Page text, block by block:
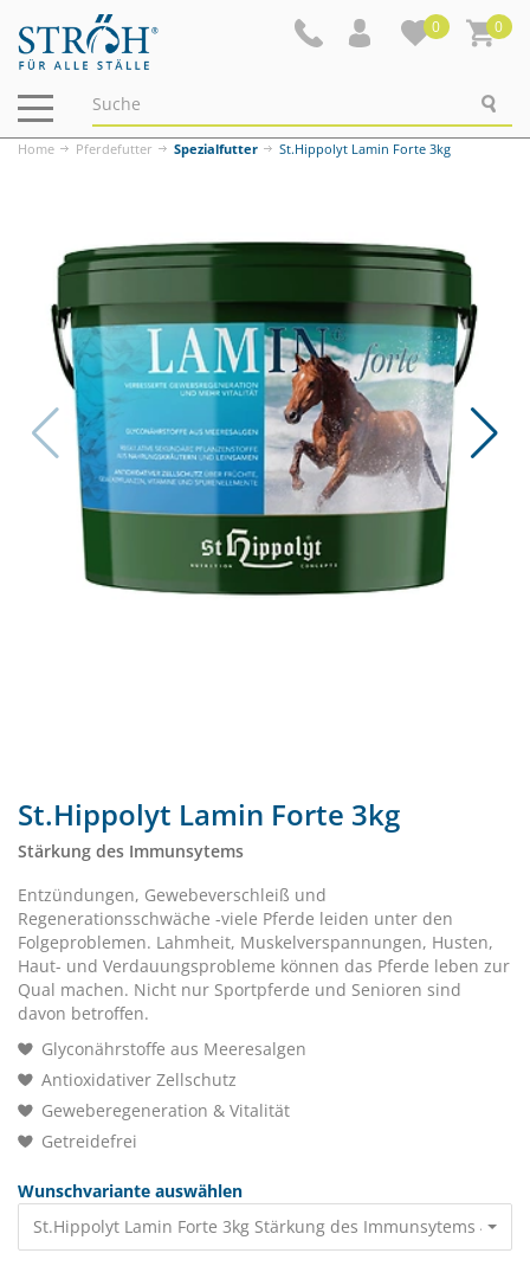
0 0
Navigation
ein-/ausblenden
Home Pferdefutter Spezialfutter St.Hippolyt Lamin Forte 3kg
St.Hippolyt Lamin Forte 3kg
Stärkung des Immunsytems
Entzündungen, Gewebeverschleiß und
Regenerationsschwäche -viele Pferde leiden unter den
Folgeproblemen. Lahmheit, Muskelverspannungen, Husten,
Haut- und Verdauungsprobleme können das Pferde leben zur
Qual machen. Nicht nur Sportpferde und Senioren sind
davon betroffen.
Glyconährstoffe aus Meeresalgen
Antioxidativer Zellschutz
Geweberegeneration & Vitalität
Getreidefrei
Wunschvariante auswählen
St.Hippolyt Lamin Forte 3kg Stärkung des Immunsytems 43,70